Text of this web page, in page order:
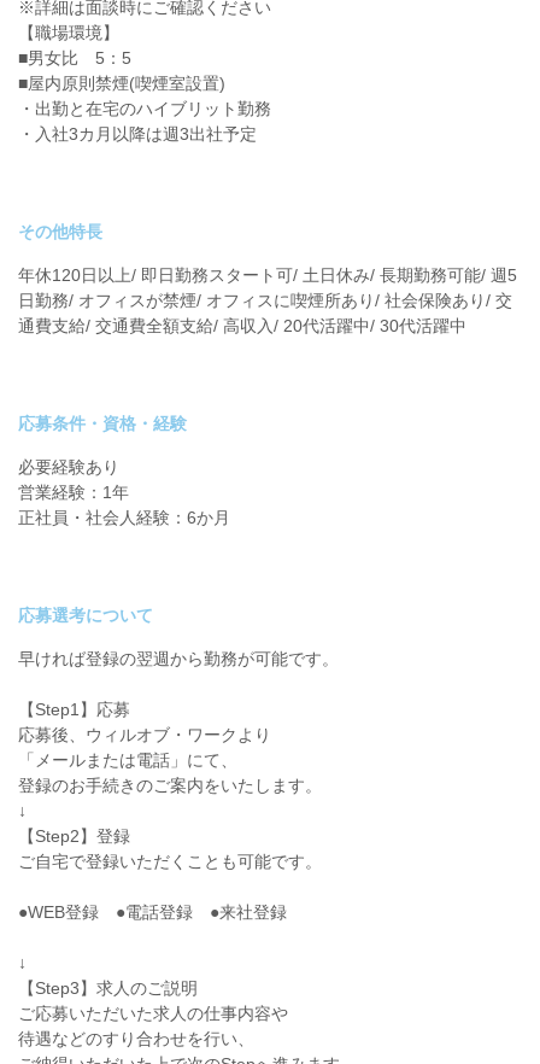
※詳細は面談時にご確認ください
【職場環境】
■男女比 5：5
■屋内原則禁煙(喫煙室設置)
・出勤と在宅のハイブリット勤務
・入社3カ月以降は週3出社予定
その他特長
年休120日以上/ 即日勤務スタート可/ 土日休み/ 長期勤務可能/ 週5
日勤務/ オフィスが禁煙/ オフィスに喫煙所あり/ 社会保険あり/ 交
通費支給/ 交通費全額支給/ 高収入/ 20代活躍中/ 30代活躍中
応募条件・資格・経験
必要経験あり
営業経験：1年
正社員・社会人経験：6か月
応募選考について
早ければ登録の翌週から勤務が可能です。
【Step1】応募
応募後、ウィルオブ・ワークより
「メールまたは電話」にて、
登録のお手続きのご案内をいたします。
↓
【Step2】登録
ご自宅で登録いただくことも可能です。
●WEB登録 ●電話登録 ●来社登録
↓
【Step3】求人のご説明
ご応募いただいた求人の仕事内容や
待遇などのすり合わせを行い、